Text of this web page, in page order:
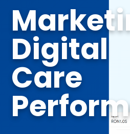
Digital
Care